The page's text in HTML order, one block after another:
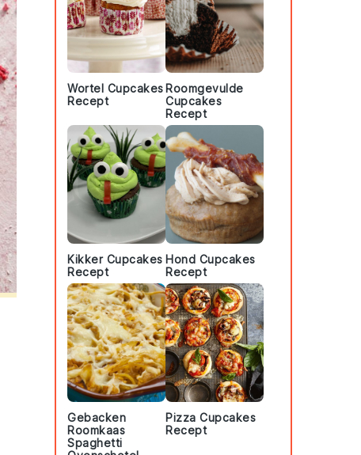
Wortel Cupcakes
Recept
Roomgevulde
Cupcakes
Recept
Kikker Cupcakes
Recept
Hond Cupcakes
Recept
Gebacken
Roomkaas
Spaghetti
Pizza Cupcakes
Recept